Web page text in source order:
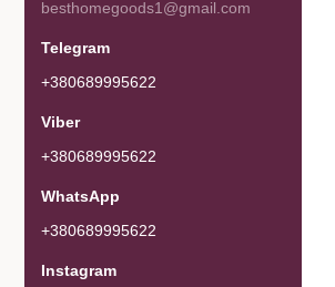
besthomegoods1@gmail.com
+380689995622
+380689995622
+380689995622
Instagram